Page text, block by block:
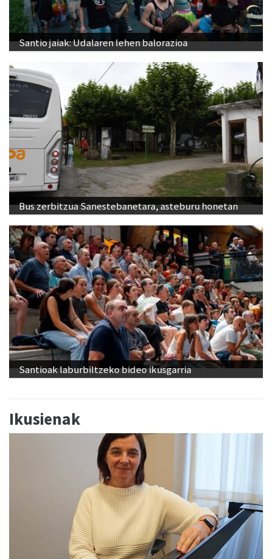
Santio jaiak: Udalaren lehen balorazioa
Bus zerbitzua Sanestebanetara, asteburu honetan
Santioak laburbiltzeko bideo ikusgarria
Ikusienak